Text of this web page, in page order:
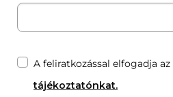
A feliratkozással elfogadja az
tájékoztatónkat.